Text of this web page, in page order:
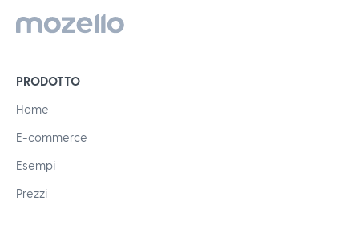
PRODOTTO
Home
E-commerce
Esempi
Prezzi